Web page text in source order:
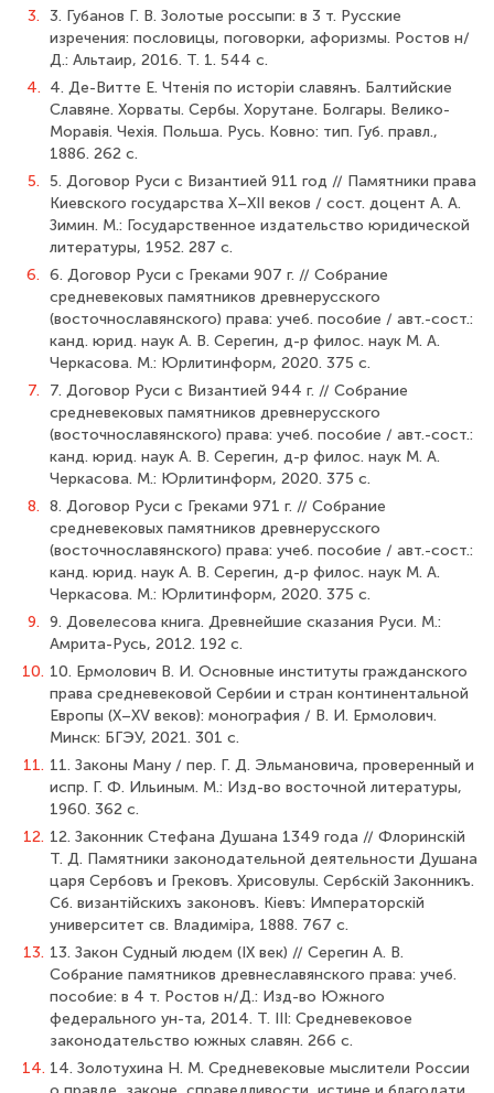
3. 3. Губанов Г. В. Золотые россыпи: в 3 т. Русские
изречения: пословицы, поговорки, афоризмы. Ростов н/
Д.: Альтаир, 2016. Т. 1. 544 с.
4. 4. Де-Витте Е. Чтенiя по исторiи славянъ. Балтийские
Славяне. Хорваты. Сербы. Хорутане. Болгары. Велико-
Моравiя. Чехiя. Польша. Русь. Ковно: тип. Губ. правл.,
1886. 262 с.
5. 5. Договор Руси с Византией 911 год // Памятники права
Киевского государства X–XII веков / сост. доцент А. А.
Зимин. М.: Государственное издательство юридической
литературы, 1952. 287 с.
6. 6. Договор Руси с Греками 907 г. // Собрание
средневековых памятников древнерусского
(восточнославянского) права: учеб. пособие / авт.-сост.:
канд. юрид. наук А. В. Серегин, д-р филос. наук М. А.
Черкасова. М.: Юрлитинформ, 2020. 375 с.
7.
7. Договор Руси с Византией 944 г. // Собрание
средневековых памятников древнерусского
(восточнославянского) права: учеб. пособие / авт.-сост.:
канд. юрид. наук А. В. Серегин, д-р филос. наук М. А.
Черкасова. М.: Юрлитинформ, 2020. 375 с.
8. 8. Договор Руси с Греками 971 г. // Собрание
средневековых памятников древнерусского
(восточнославянского) права: учеб. пособие / авт.-сост.:
канд. юрид. наук А. В. Серегин, д-р филос. наук М. А.
Черкасова. М.: Юрлитинформ, 2020. 375 с.
9. 9. Довелесова книга. Древнейшие сказания Руси. М.:
Амрита-Русь, 2012. 192 с.
10. 10. Ермолович В. И. Основные институты гражданского
права средневековой Сербии и стран континентальной
Европы (X–XV веков): монография / В. И. Ермолович.
Минск: БГЭУ, 2021. 301 с.
11. 11. Законы Ману / пер. Г. Д. Эльмановича, проверенный и
испр. Г. Ф. Ильиным. М.: Изд-во восточной литературы,
1960. 362 с.
12. 12. Законник Стефана Душана 1349 года // Флоринскiй
Т. Д. Памятники законодательной деятельности Душана
царя Сербовъ и Грековъ. Хрисовулы. Сербскiй Законникъ.
Сб. византiйскихъ законовъ. Кiевъ: Императорскiй
университет св. Владимiра, 1888. 767 с.
13. 13. Закон Судный людем (IX век) // Серегин А. В.
Собрание памятников древнеславянского права: учеб.
пособие: в 4 т. Ростов н/Д.: Изд-во Южного
федерального ун-та, 2014. Т. III: Средневековое
законодательство южных славян. 266 с.
14. 14. Золотухина Н. М. Средневековые мыслители России